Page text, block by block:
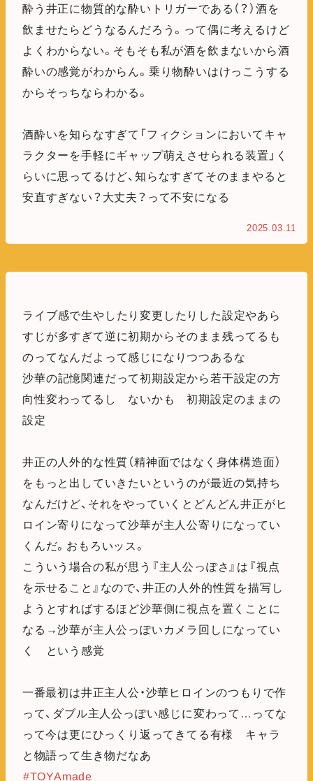
酔う井正に物質的な酔いトリガーである（？）酒を
飲ませたらどうなるんだろう。って偶に考えるけど
よくわからない。そもそも私が酒を飲まないから酒
酔いの感覚がわからん。乗り物酔いはけっこうする
からそっちならわかる。
酒酔いを知らなすぎて「フィクションにおいてキャ
ラクターを手軽にギャップ萌えさせられる装置」く
らいに思ってるけど、知らなすぎてそのままやると
安直すぎない？大丈夫？って不安になる
2025.03.11
ライブ感で生やしたり変更したりした設定やあら
すじが多すぎて逆に初期からそのまま残ってるも
のってなんだよって感じになりつつあるな
沙華の記憶関連だって初期設定から若干設定の方
向性変わってるし ないかも 初期設定のままの
設定
井正の人外的な性質（精神面ではなく身体構造面）
をもっと出していきたいというのが最近の気持ち
なんだけど、それをやっていくとどんどん井正がヒ
ロイン寄りになって沙華が主人公寄りになってい
くんだ。おもろいッス。
こういう場合の私が思う『主人公っぽさ』は『視点
を示せること』なので、井正の人外的性質を描写し
ようとすればするほど沙華側に視点を置くことに
なる→沙華が主人公っぽいカメラ回しになってい
く という感覚
一番最初は井正主人公・沙華ヒロインのつもりで作
って、ダブル主人公っぽい感じに変わって…ってな
って今は更にひっくり返ってきてる有様 キャラ
と物語って生き物だなあ
#TOYAmade